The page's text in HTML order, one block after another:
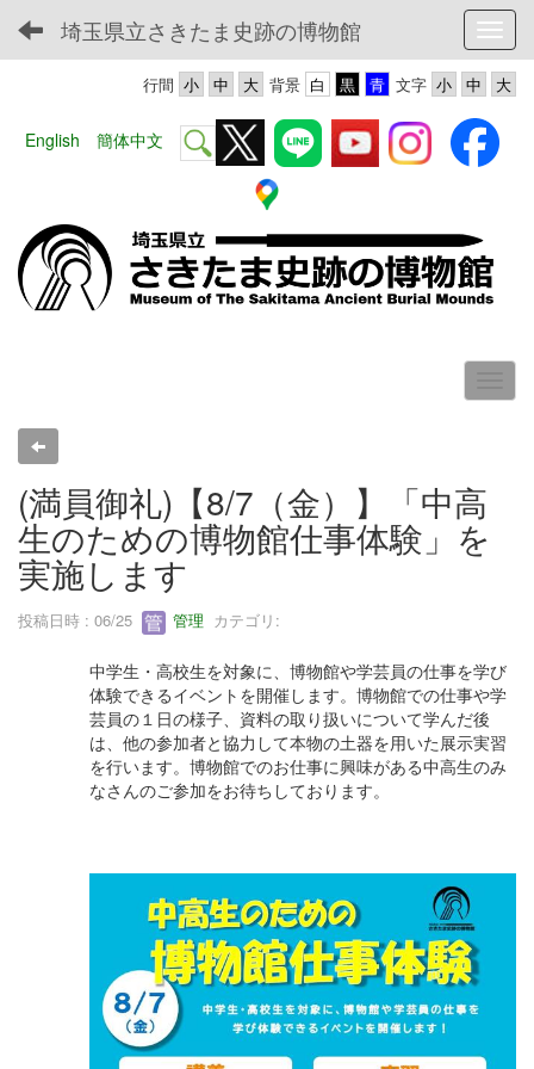
埼玉県立さきたま史跡の博物館
文字
背景
行間
English 簡体中文
(満員御礼)【8/7（金）】「中高
生のための博物館仕事体験」を
実施します
投稿日時 : 06/25 管理 カテゴリ:
中学生・高校生を対象に、博物館や学芸員の仕事を学び
体験できるイベントを開催します。博物館での仕事や学
芸員の１日の様子、資料の取り扱いについて学んだ後
は、他の参加者と協力して本物の土器を用いた展示実習
を行います。博物館でのお仕事に興味がある中高生のみ
なさんのご参加をお待ちしております。